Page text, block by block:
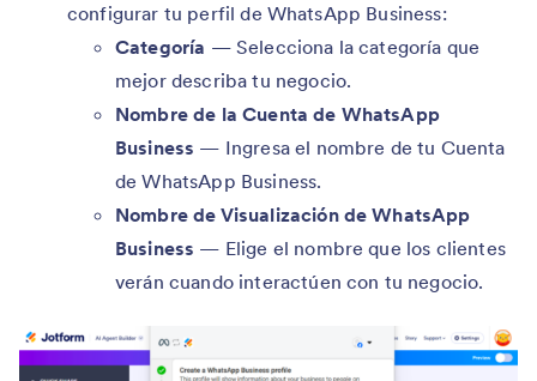
configurar tu perfil de WhatsApp Business:
Categoría — Selecciona la categoría que
mejor describa tu negocio.
Nombre de la Cuenta de WhatsApp
Business — Ingresa el nombre de tu Cuenta
de WhatsApp Business.
Nombre de Visualización de WhatsApp
Business — Elige el nombre que los clientes
verán cuando interactúen con tu negocio.